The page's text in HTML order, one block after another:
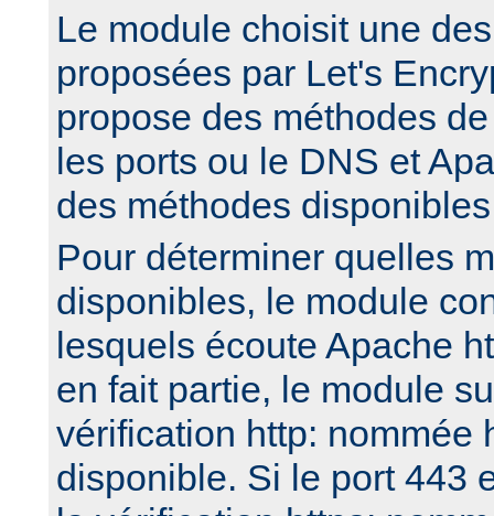
Le module choisit une
proposées par Let's
propose des méthodes
les ports ou le DNS et
des méthodes
Pour déterminer quelles
disponibles, le module
lesquels écoute Apache
en fait partie, le module
vérification http: nommée
disponible. Si le port 443